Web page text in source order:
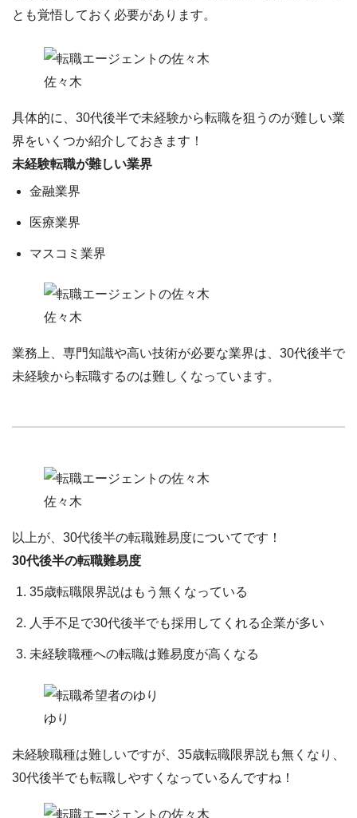
とも覚悟しておく必要があります。
佐々木
具体的に、30代後半で未経験から転職を狙うのが難しい業
界をいくつか紹介しておきます！
未経験転職が難しい業界
金融業界
医療業界
マスコミ業界
佐々木
業務上、専門知識や高い技術が必要な業界は、30代後半で
未経験から転職するのは難しくなっています。
佐々木
以上が、30代後半の転職難易度についてです！
30代後半の転職難易度
35歳転職限界説はもう無くなっている
人手不足で30代後半でも採用してくれる企業が多い
未経験職種への転職は難易度が高くなる
ゆり
未経験職種は難しいですが、35歳転職限界説も無くなり、
30代後半でも転職しやすくなっているんですね！